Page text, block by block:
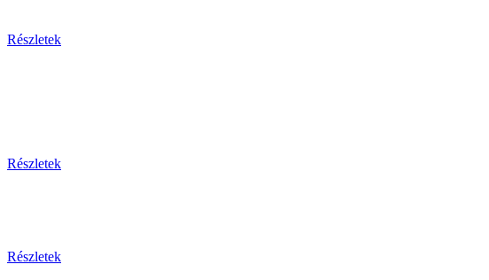
Részletek
Részletek
Részletek